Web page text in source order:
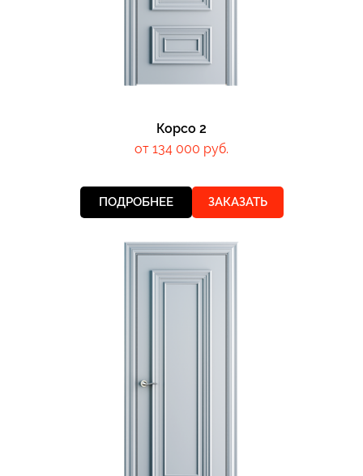
Корсо 2
от 134 000 руб.
ПОДРОБНЕЕ ЗАКАЗАТЬ